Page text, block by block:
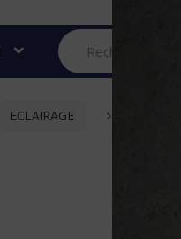
ECLAIRAGE